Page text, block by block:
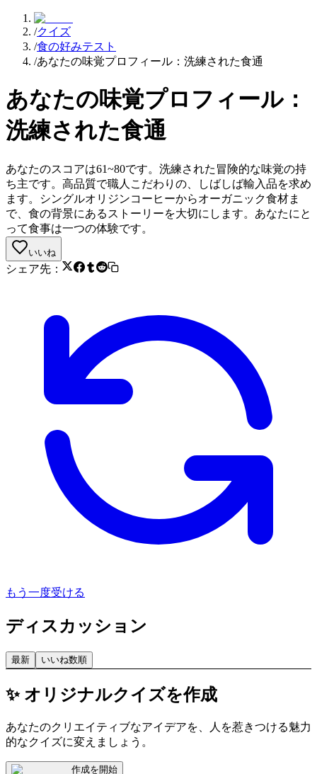
/クイズ
/食の好みテスト
/あなたの味覚プロフィール：洗練された食通
あなたの味覚プロフィール：
洗練された食通
あなたのスコアは61~80です。洗練された冒険的な味覚の持
ち主です。高品質で職人こだわりの、しばしば輸入品を求め
ます。シングルオリジンコーヒーからオーガニック食材ま
で、食の背景にあるストーリーを大切にします。あなたにと
って食事は一つの体験です。
いいね
シェア先：
もう一度受ける
ディスカッション
最新 いいね数順
✨ オリジナルクイズを作成
あなたのクリエイティブなアイデアを、人を惹きつける魅力
的なクイズに変えましょう。
作成を開始